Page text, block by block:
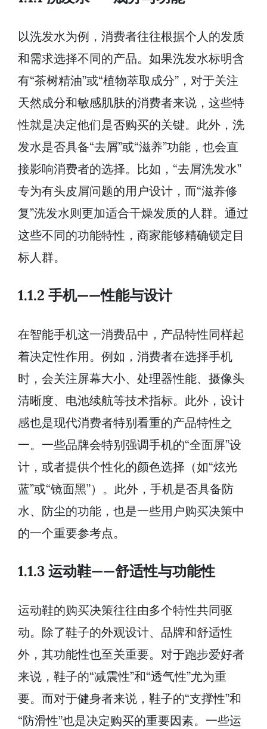
以洗发水为例，消费者往往根据个人的发质
和需求选择不同的产品。如果洗发水标明含
有“茶树精油”或“植物萃取成分”，对于关注
天然成分和敏感肌肤的消费者来说，这些特
性就是决定他们是否购买的关键。此外，洗
发水是否具备“去屑”或“滋养”功能，也会直
接影响消费者的选择。比如，“去屑洗发水”
专为有头皮屑问题的用户设计，而“滋养修
复”洗发水则更加适合干燥发质的人群。通过
这些不同的功能特性，商家能够精确锁定目
标人群。
1.1.2 手机——性能与设计
在智能手机这一消费品中，产品特性同样起
着决定性作用。例如，消费者在选择手机
时，会关注屏幕大小、处理器性能、摄像头
清晰度、电池续航等技术指标。此外，设计
感也是现代消费者特别看重的产品特性之
一。一些品牌会特别强调手机的“全面屏”设
计，或者提供个性化的颜色选择（如“炫光
蓝”或“镜面黑”）。此外，手机是否具备防
水、防尘的功能，也是一些用户购买决策中
的一个重要参考点。
1.1.3 运动鞋——舒适性与功能性
运动鞋的购买决策往往由多个特性共同驱
动。除了鞋子的外观设计、品牌和舒适性
外，其功能性也至关重要。对于跑步爱好者
来说，鞋子的“减震性”和“透气性”尤为重
要。而对于健身者来说，鞋子的“支撑性”和
“防滑性”也是决定购买的重要因素。一些运